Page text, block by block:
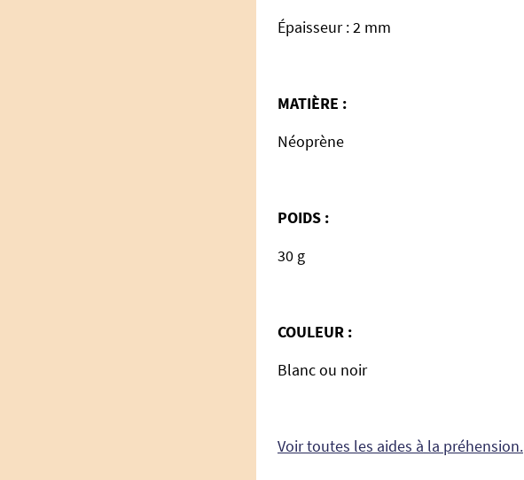
Épaisseur : 2 mm
MATIÈRE :
Néoprène
POIDS :
30 g
COULEUR :
Blanc ou noir
Voir toutes les aides à la préhension.